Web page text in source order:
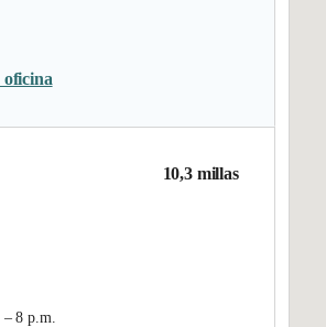
oficina
10,3 millas
8 p.m.